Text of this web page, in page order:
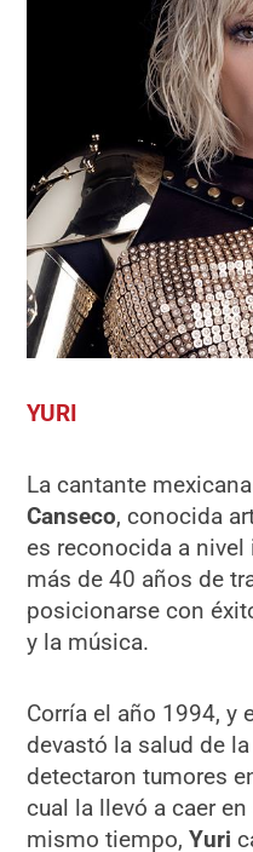
YURI
La cantante
Canseco, conocida
es reconocida a
más de 40 años de
posicionarse con
y la música.
Corría el año 1994, y
devastó la salud de
detectaron tumores
cual la llevó a caer
mismo tiempo,Yuri